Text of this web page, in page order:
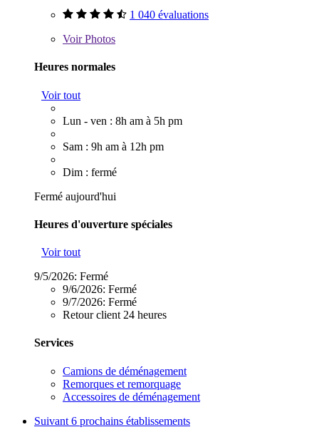
1 040 évaluations
VoirPhotos
Heures normales
Voir tout
Lun - ven : 8h am à 5h pm
Sam : 9h am à 12h pm
Dim : fermé
Fermé aujourd'hui
Heures d'ouverture spéciales
Voir tout
9/5/2026: Fermé
9/6/2026: Fermé
9/7/2026: Fermé
Retour client 24 heures
Services
Camions de déménagement
Remorques et remorquage
Accessoires de déménagement
Suivant 6 prochains établissements